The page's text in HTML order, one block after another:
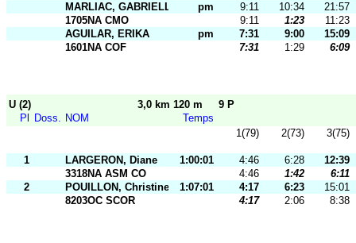
MARLIAC, GABRIELLE pm 9:11 10:34
21:57
1705NA CMO
9:11 1:23
11:23
AGUILAR, ERIKA
pm 7:31 9:00
15:09
1601NA COF
7:31 1:29 6:09
U (2) 3,0 km 120 m
9 P
Pl
Doss. NOM
Temps
1(79)
2(73) 3(75)
1 LARGERON, Diane 1:00:01 4:46 6:28
12:39
3318NA ASM CO
4:46 1:42
6:11
2
POUILLON, Christine 1:07:01 4:17 6:23
15:01
8203OC SCOR
4:17 2:06 8:38